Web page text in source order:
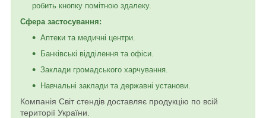
робить кнопку помітною здалеку.
Сфера застосування:
Аптеки та медичні центри.
Банківські відділення та офіси.
Заклади громадського харчування.
Навчальні заклади та державні установи.
Компанія Світ стендів доставляє продукцію по всій
території України.